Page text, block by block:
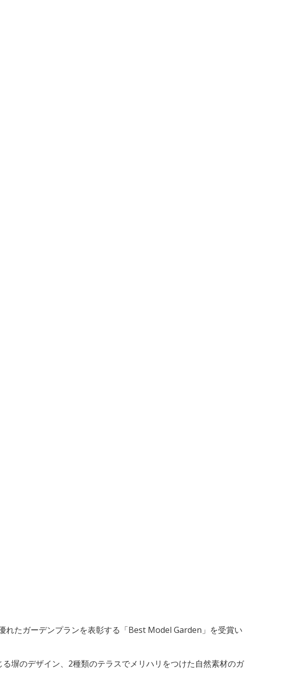
れたガーデンプランを表彰する「Best Model Garden」を受賞い
塀のデザイン、2種類のテラスでメリハリをつけた自然素材のガ